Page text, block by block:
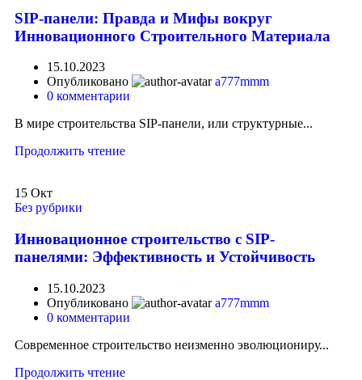
SIP-панели: Правда и Мифы вокруг
Инновационного Строительного Материала
15.10.2023
Опубликовано
a777mmm
0 комментарии
В мире строительства SIP-панели, или структурные...
Продолжить чтение
15 Окт
Без рубрики
Инновационное строительство с SIP-
панелями: Эффективность и Устойчивость
15.10.2023
Опубликовано
a777mmm
0 комментарии
Современное строительство неизменно эволюциониру...
Продолжить чтение